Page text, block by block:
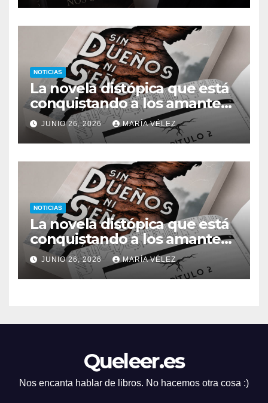
todo
NOTICIAS
La novela distópica que está
conquistando a los amantes
del romance y la ciencia
ficción: así es Sin dueños ni
señores
JUNIO 26, 2026 MARÍA VÉLEZ
NOTICIAS
La novela distópica que está
conquistando a los amantes
del romance y la ciencia
ficción: así es Sin dueños ni
señores
JUNIO 26, 2026 MARÍA VÉLEZ
Queleer.es
Nos encanta hablar de libros. No hacemos otra cosa :)